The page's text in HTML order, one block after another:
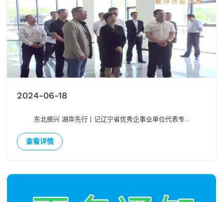
2024-06-18
东北振兴 湖岸先行丨记辽宁省优秀企事业单位代表专...
查看详情